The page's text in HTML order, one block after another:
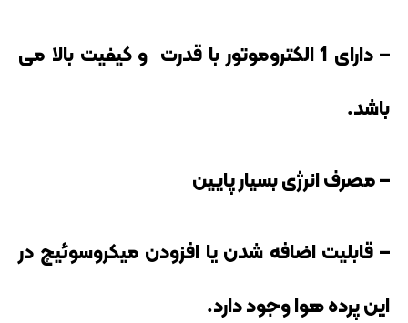
– دارای 1 الکتروموتور با قدرت و کیفیت بالا می
باشد.
– مصرف انرژی بسیار پایین
– قابلیت اضافه شدن یا افزودن میکروسوئیچ در
این پرده هوا وجود دارد.